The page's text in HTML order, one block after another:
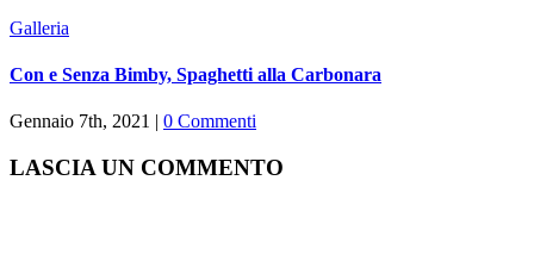
Galleria
Con e Senza Bimby, Spaghetti alla Carbonara
Gennaio 7th, 2021 | 0 Commenti
LASCIA UN COMMENTO